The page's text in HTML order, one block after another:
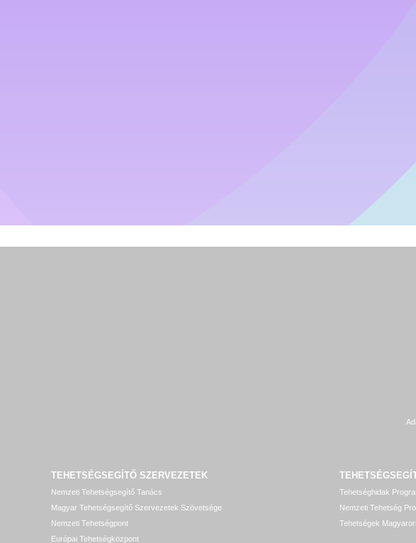
TEHETSÉGSEGÍTŐ SZERVEZETEK
Nemzeti Tehetségsegítő Tanács
Magyar Tehetségsegítő Szervezetek Szövetsége
Nemzeti Tehetségpont
Európai Tehetségközpont
Tehetséghidak
Nemzeti Tehetség
Tehetségek